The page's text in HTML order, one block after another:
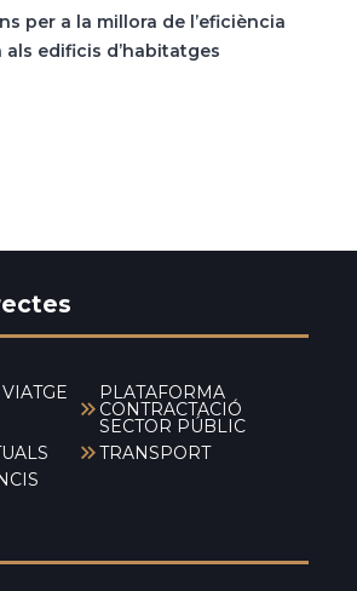
per a la millora de l’eficiència
edificis d’habitatges
PLATAFORMA
CONTRACTACIÓ
SECTOR PÚBLIC
TRANSPORT